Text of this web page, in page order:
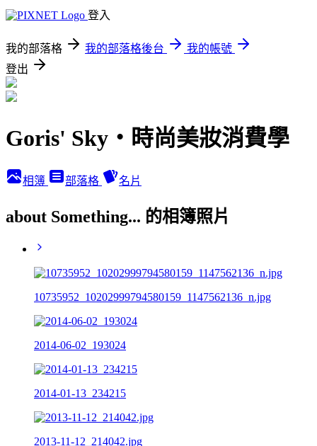
登入
我的部落格 我的部落格後台
我的帳號
登出
Goris' Sky‧時尚美妝消費學
相簿 部落格 名片
about Something... 的相簿照片
10735952_10202999794580159_1147562136_n.jpg
2014-06-02_193024
2014-01-13_234215
2013-11-12_214042.jpg